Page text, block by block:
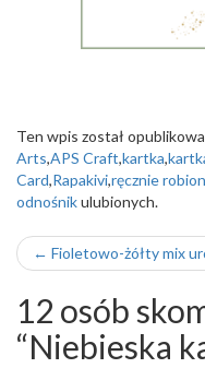
Ten wpis został
Arts,APS Craft,kartka,
Card,Rapakivi,ręcznie
odnośnikulubionych.
Nawigacja
wpisu
← Fioletowo-żółty mix
12 osób
“Niebieska